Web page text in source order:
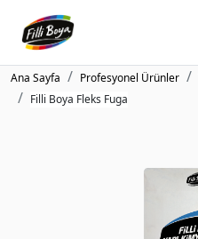
Ana Sayfa Profesyonel Ürünler
Filli Boya Fleks Fuga